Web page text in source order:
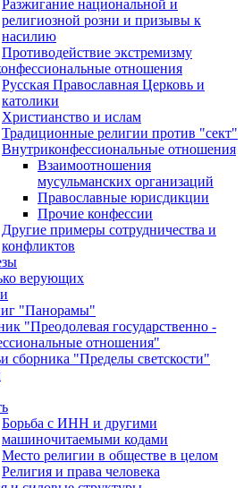
Разжигание национальной и
религиозной розни и призывы к
насилию
Противодействие экстремизму
отношения
Русская Православная Церковь и
католики
Христианство и ислам
Традиционные религии против "сект"
Внутриконфессиональные отношения
Взаимоотношения
мусульманских организаций
Православные юрисдикции
Прочие конфессии
Другие примеры сотрудничества и
конфликтов
верующих
"Панорамы"
"Преодолевая государственно -
отношения"
сборника "Пределы светскости"
Борьба с ИНН и другими
машиночитаемыми кодами
Место религии в обществе в целом
Религия и права человека